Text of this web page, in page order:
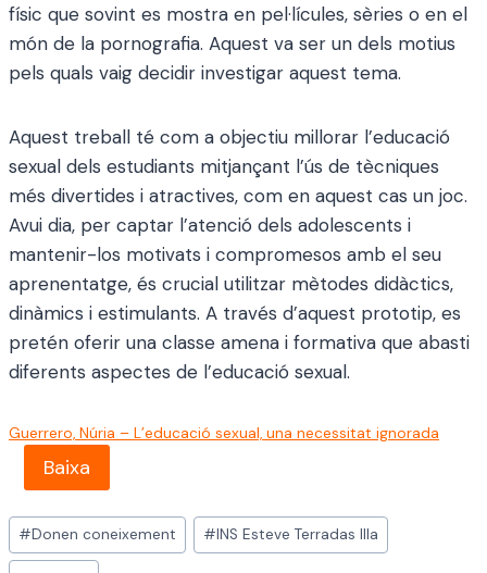
físic que sovint es mostra en pel·lícules, sèries o en el
món de la pornografia. Aquest va ser un dels motius
pels quals vaig decidir investigar aquest tema.
Aquest treball té com a objectiu millorar l’educació
sexual dels estudiants mitjançant l’ús de tècniques
més divertides i atractives, com en aquest cas un joc.
Avui dia, per captar l’atenció dels adolescents i
mantenir-los motivats i compromesos amb el seu
aprenentatge, és crucial utilitzar mètodes didàctics,
dinàmics i estimulants. A través d’aquest prototip, es
pretén oferir una classe amena i formativa que abasti
diferents aspectes de l’educació sexual.
Guerrero, Núria – L’educació sexual, una necessitat ignorada
Baixa
Etiquetes
d'entrada
#Donen coneixement #INS Esteve Terradas Illa